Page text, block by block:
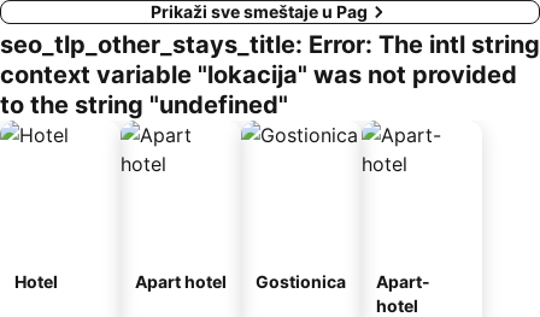
Prikaži sve smeštaje u Pag
seo_tlp_other_stays_title: Error: The intl string
context variable "lokacija" was not provided
to the string "undefined"
Hotel Apart hotel Gostionica
Apart-
hotel